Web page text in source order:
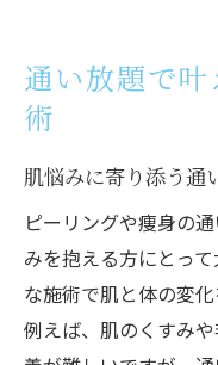
札幌で上手
肌の悩みに寄
札幌で人気
通い放題プ
セルライト
法
痩身と併用
通い放題で
術
肌悩みに寄り添う通
ピーリングや痩身の
みを抱える方にとっ
な施術で肌と体の変
例えば、肌のくすみ